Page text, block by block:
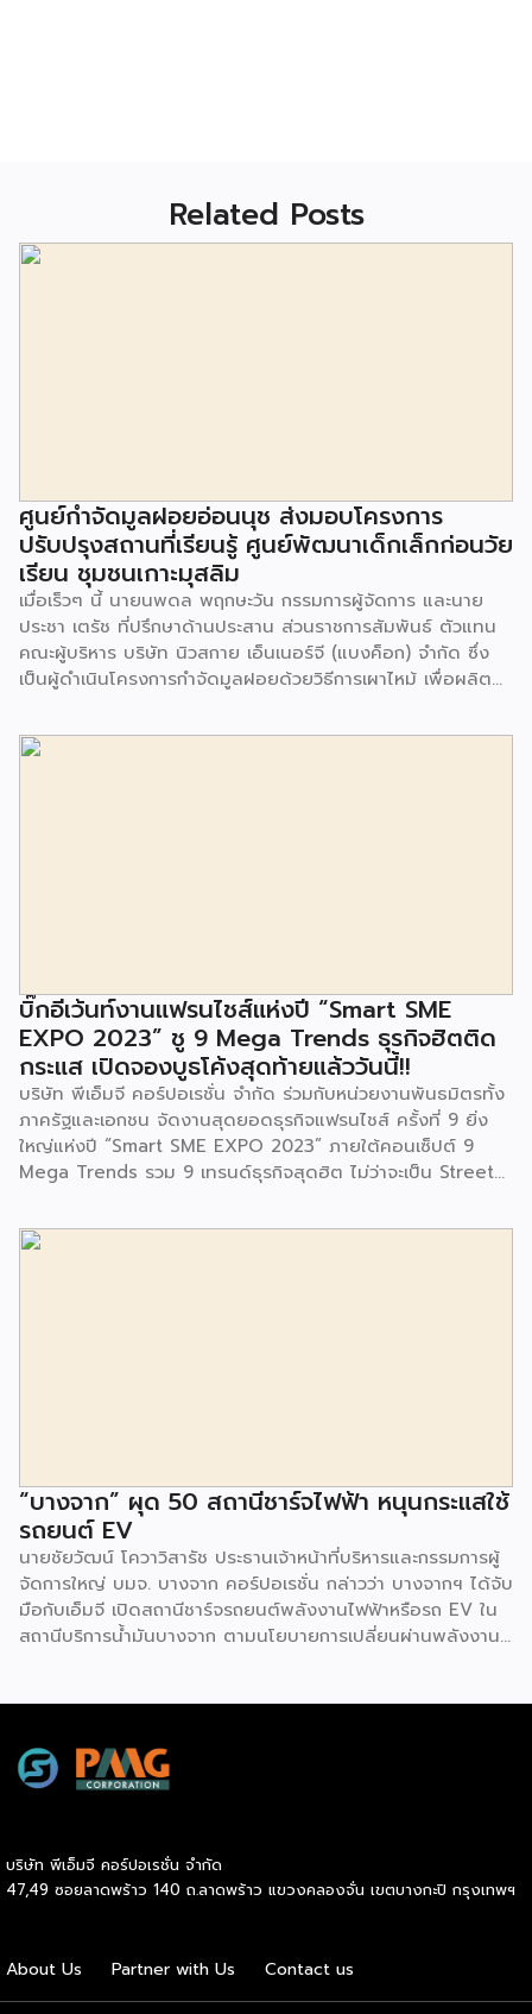
Related Posts
ศูนย์กำจัดมูลฝอยอ่อนนุช ส่งมอบโครงการ
ปรับปรุงสถานที่เรียนรู้ ศูนย์พัฒนาเด็กเล็กก่อนวัย
เรียน ชุมชนเกาะมุสลิม
เมื่อเร็วๆ นี้ นายนพดล พฤกษะวัน กรรมการผู้จัดการ และนาย
ประชา เตรัช ที่ปรึกษาด้านประสาน ส่วนราชการสัมพันธ์ ตัวแทน
คณะผู้บริหาร บริษัท นิวสกาย เอ็นเนอร์จี (แบงค็อก) จํากัด ซึ่ง
เป็นผู้ดำเนินโครงการกำจัดมูลฝอยด้วยวิธีการเผาไหม้ เพื่อผลิต
มูลฝอยอ่อนนุช เป็นประธานในพิธีส่งมอบโครงการปรับปรุงสถาน
ที่เรียนรู้ ศูนย์พัฒนาเด็กเล็ก ก่อนวัยเรียน ชุมชนเกาะมุสลิม แขวง
จนประชาชนในชุมชนและพื้นที่ใกล้เคียง รวมถึงคณะครู ผู้ปกครอง
และนักเรียนจากศูนย์พัฒนาเด็กเล็กก่อนวัยเรียน ชุมชนเกาะมุสลิม
ร่วมเป็นเกียรติในพิธีดังกล่าว โครงการกำจัดมูลฝอยด้วยวิธีการ
เผาไหม้ฯ ยังมีกิจกรรมเพื่อสังคมหรือ CSR อื่นๆ อีกมากมาย กับ
ชุมชนรอบๆ พื้นที่โครงการอย่างต่อเนื่อง อาทิ การลงพื้นที่
ประชาสัมพันธ์ […]
บิ๊กอีเว้นท์งานแฟรนไชส์แห่งปี “Smart SME
EXPO 2023” ชู 9 Mega Trends ธุรกิจฮิตติด
กระแส เปิดจองบูธโค้งสุดท้ายแล้ววันนี้!!
บริษัท พีเอ็มจี คอร์ปอเรชั่น จำกัด ร่วมกับหน่วยงานพันธมิตรทั้ง
ภาครัฐและเอกชน จัดงานสุดยอดธุรกิจแฟรนไชส์ ครั้งที่ 9 ยิ่ง
ใหญ่แห่งปี “Smart SME EXPO 2023” ภายใต้คอนเซ็ปต์ 9
Mega Trends รวม 9 เทรนด์ธุรกิจสุดฮิต ไม่ว่าจะเป็น Street
Trends, Coffee & Beverage Trends, Education Trends,
Health & Wellness Trends, E-Commerce Trends,
“บางจาก” ผุด 50 สถานีชาร์จไฟฟ้า หนุนกระแสใช้
รถยนต์ EV
นายชัยวัฒน์ โควาวิสารัช ประธานเจ้าหน้าที่บริหารและกรรมการผู้
จัดการใหญ่ บมจ. บางจาก คอร์ปอเรชั่น กล่าวว่า บางจากฯ ได้จับ
มือกับเอ็มจี เปิดสถานีชาร์จรถยนต์พลังงานไฟฟ้าหรือรถ EV ใน
สถานีบริการน้ำมันบางจาก ตามนโยบายการเปลี่ยนผ่านพลังงาน
สถานีบริการน้ำมันบางจากมีสถานีชาร์จรถ EV ทั้งในกรุงเทพฯ
และต่างจังหวัด ครอบคลุมทั่วประเทศ .โดยความร่วมมือครั้งนี้
สถานีชาร์จรถยนต์ไฟฟ้า “MG Super Charge” ในสถานีบริการ
น้ำมันบางจาก ครอบคลุมทั้งในเขตกรุงเทพฯ นนทบุรีและ
เดือนตุลาคมเป็นต้นไป .ด้านนายจาง ไห่โป กรรมการผู้จัดการ
บริษัท เอสเอไอซี มอเตอร์ – ซีพี จำกัด และ บริษัท […]
บริษัท พีเอ็มจี คอร์ปอเรชั่น จำกัด
47,49 ซอยลาดพร้าว 140 ถ.ลาดพร้าว แขวงคลองจั่น เขตบางกะปิ กรุงเทพฯ
About Us Partner with Us Contact us